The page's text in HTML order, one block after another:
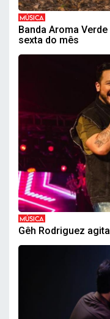
MÚSICA
Banda Aroma
sexta do mês
MÚSICA
Gêh Rodriguez